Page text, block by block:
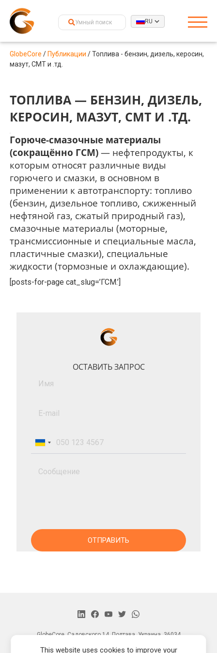
RU
GlobeCore / Публикации /Топлива - бензин, дизель, керосин,
мазут, СМТ и .тд.
ТОПЛИВА — БЕНЗИН, ДИЗЕЛЬ,
КЕРОСИН, МАЗУТ, СМТ И .ТД.
Горюче-смазочные материалы
(сокращённо ГСМ)— нефтепродукты, к
которым относят различные виды
горючего и смазки, в основном в
применении к автотранспорту: топливо
(бензин, дизельное топливо, сжиженный
нефтяной газ, сжатый природный газ),
смазочные материалы (моторные,
трансмиссионные и специальные масла,
пластичные смазки), специальные
жидкости (тормозные и охлаждающие).
[posts-for-page cat_slug=’ГСМ.’]
ОСТАВИТЬ ЗАПРОС
GlobeCore, Садовского 14, Полтава, Украина, 36034
This website uses cookies to improve your